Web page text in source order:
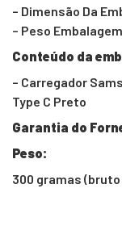
– Dimensão Da
– Peso
Conteúdo da
– Carregador
Type C Preto
Garantia do
Peso:
300 gramas